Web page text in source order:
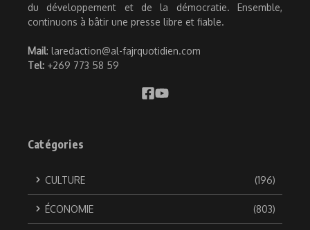
du développement et de la démocratie. Ensemble,
continuons à bâtir une presse libre et fiable.
Mail: laredaction@al-fajrquotidien.com
Tel: +269 773 58 59
Catégories
CULTURE (196)
ÉCONOMIE (803)